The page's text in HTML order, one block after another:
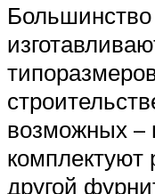
возможных –
комплектуют
другой